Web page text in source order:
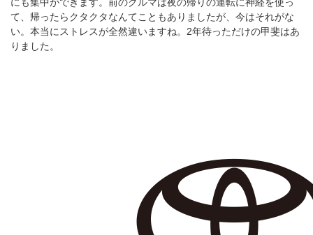
にも集中ができます。前のクルマは夜の帰りの運転に神経を使っ
て、帰ったらクタクタなんてこともありましたが、今はそれがな
い。本当にストレスが全然違いますね。2年待っただけの甲斐はあ
りました。